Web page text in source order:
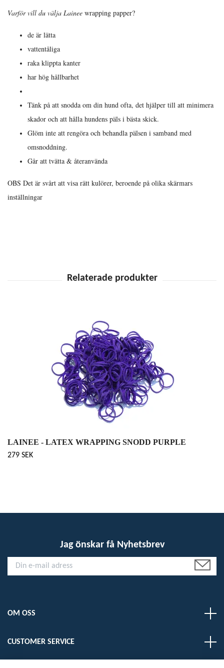
Varför vill du välja Lainee wrapping papper?
de är lätta
vattentåliga
raka klippta kanter
har hög hållbarhet
Tänk på att snodda om din hund ofta, det hjälper till att minimera
skador och att hålla hundens päls i bästa skick.
Glöm inte att rengöra och behandla pälsen i samband med
omsnoddning.
Går att tvätta & återanvända
OBS Det är svårt att visa rätt kulörer, beroende på olika skärmars
inställningar
LAINEE - LATEX WRAPPING SNODD PURPLE
279 SEK
Jag önskar få Nyhetsbrev
OM OSS
CUSTOMER SERVICE